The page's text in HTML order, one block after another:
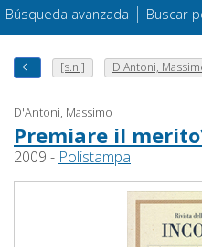
Búsqueda avanzada | Buscar
[s.n.] D'Antoni,
D'Antoni, Massimo
Premiare il
2009 - Polistampa